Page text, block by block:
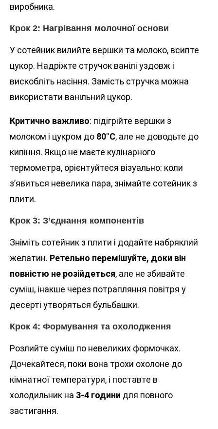
виробника.
Крок 2: Нагрівання молочної основи
У сотейник вилийте вершки та молоко, всипте
цукор. Надріжте стручок ванілі уздовж і
вискобліть насіння. Замість стручка можна
використати ванільний цукор.
Критично важливо: підігрійте вершки з
молоком і цукром до 80°C, але не доводьте до
кипіння. Якщо не маєте кулінарного
термометра, орієнтуйтеся візуально: коли
з’явиться невелика пара, знімайте сотейник з
плити.
Крок 3: З’єднання компонентів
Зніміть сотейник з плити і додайте набряклий
желатин. Ретельно перемішуйте, доки він
повністю не розійдеться, але не збивайте
суміш, інакше через потрапляння повітря у
десерті утворяться бульбашки.
Крок 4: Формування та охолодження
Розлийте суміш по невеликих формочках.
Дочекайтеся, поки вона трохи охолоне до
кімнатної температури, і поставте в
холодильник на 3-4 години для повного
застигання.